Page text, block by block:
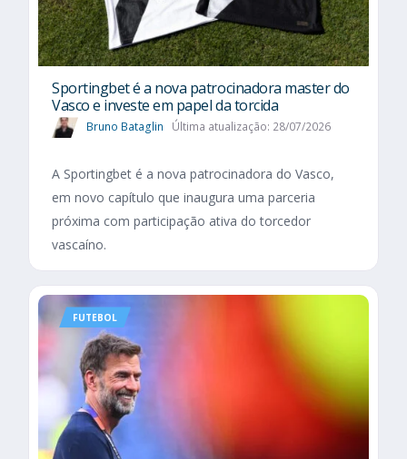
Sportingbet é a nova patrocinadora master do
Vasco e investe em papel da torcida
Bruno Bataglin Última atualização: 28/07/2026
A Sportingbet é a nova patrocinadora do Vasco,
em novo capítulo que inaugura uma parceria
próxima com participação ativa do torcedor
vascaíno.
FUTEBOL